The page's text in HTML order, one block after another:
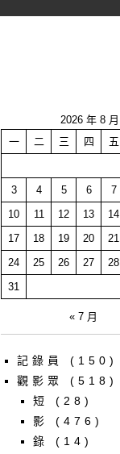
2026 年 8 月
一
二 三 四 五
3
4 5 6 7
10
11 12 13 14
17
18 19 20 21
24
25 26 27 28
31
« 7 月
記錄員
(150)
觀影眾
(518)
短
(28)
影
(476)
錄
(14)